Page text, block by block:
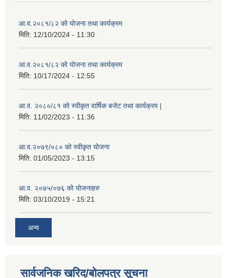
आ.व.२०८१/८२ को योजना तथा कार्यक्रम
मिति: 12/10/2024 - 11:30
आ.व.२०८१/८२ को योजना तथा कार्यक्रम
मिति: 10/17/2024 - 12:55
आ.व. २०८०/८१ को स्वीकृत वार्षिक बजेट तथा कार्यक्रम |
मिति: 11/02/2023 - 11:36
आ.व.२०७९/०८० को स्वीकृत योजना
मिति: 01/05/2023 - 13:15
आ.व. २०७५/०७६ को योजनाहरु
मिति: 03/10/2019 - 15:21
अन्य
सार्वजनिक खरिद/बोलपत्र सूचना